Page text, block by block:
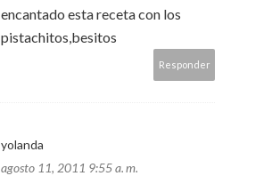
encantado esta receta con los
pistachitos,besitos
Responder
yolanda
agosto 11, 2011 9:55 a. m.